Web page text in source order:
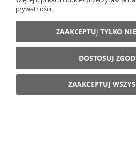
DO KOSZYKA
prywatności.
ZAAKCEPTUJ TYLKO
DOSTOSUJ
ZAAKCEPTUJ